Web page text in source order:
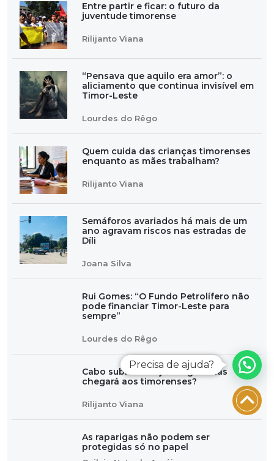
Entre partir e ficar: o futuro da
juventude timorense
Rilijanto Viana
“Pensava que aquilo era amor”: o
aliciamento que continua invisível em
Timor-Leste
Lourdes do Rêgo
Quem cuida das crianças timorenses
enquanto as mães trabalham?
Rilijanto Viana
Semáforos avariados há mais de um
ano agravam riscos nas estradas de
Díli
Joana Silva
Rui Gomes: “O Fundo Petrolífero não
pode financiar Timor-Leste para
sempre”
Lourdes do Rêgo
Cabo submarino já chegou. Mas
chegará aos timorenses?
Rilijanto Viana
As raparigas não podem ser
protegidas só no papel
Precisa de ajuda?